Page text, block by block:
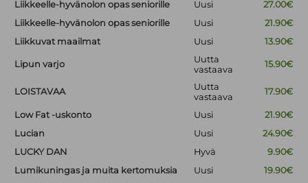
Liikkeelle-hyvänolon opas seniorille Uusi
27.00€
Liikkeelle-hyvänolon opas seniorille
Uusi
21.90€
Liikkuvat maailmat
Uusi 13.90€
Lipun varjo
Uutta
vastaava
15.90€
LOISTAVAA
Uutta
vastaava
17.90€
Low Fat -uskonto Uusi
21.90€
Lucian
Uusi
24.90€
LUCKY DAN
Hyvä
9.90€
Lumikuningas ja muita kertomuksia
Uusi
19.90€